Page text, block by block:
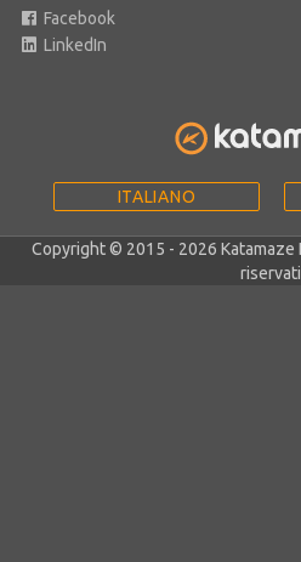
Facebook
LinkedIn
ITALIANO
Copyright © 2015 - 2026